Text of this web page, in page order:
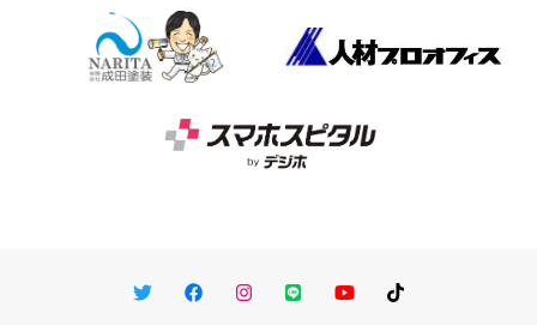
TwitterFacebookInstagram
LINE You TubeTikTok